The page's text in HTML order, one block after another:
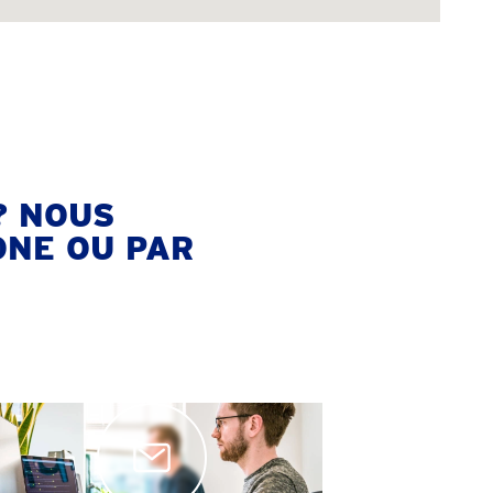
NOUS
OU PAR